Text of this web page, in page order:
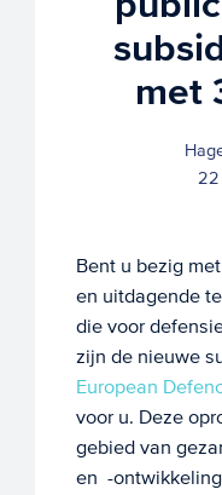
met
22
Bent u bezig
en uitdagende
die voor
zijn de nieuwe
European
voor u. Deze
gebied van
en -